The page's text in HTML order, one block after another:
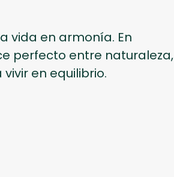
vida en armonía. En
perfecto entre naturaleza,
en equilibrio.